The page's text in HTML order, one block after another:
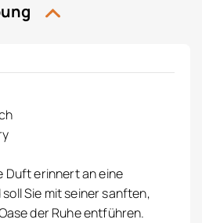
Duft erinnert an eine
Sie mit seiner sanften,
der Ruhe entführen.